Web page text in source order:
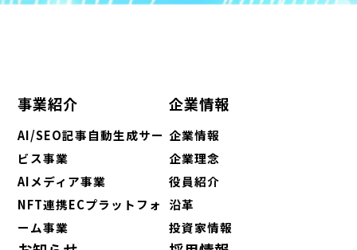
事業紹介
AI/SEO記事自動生成サー
ビス事業
AIメディア事業
NFT連携ECプラットフォ
ーム事業
企業情報
企業情報
企業理念
役員紹介
沿革
投資家情報